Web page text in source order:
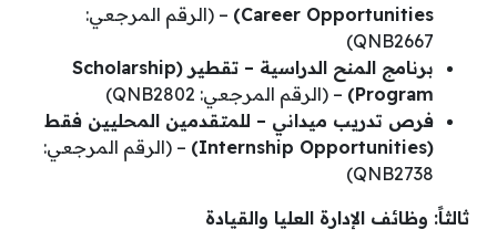
Career Opportunities)
– (الرقم المرجعي:
QNB2667)
برنامج المنح الدراسية – تقطير (Scholarship
Program)
– (الرقم المرجعي: QNB2802)
فرص تدريب ميداني – للمتقدمين المحليين فقط
(Internship Opportunities)
– (الرقم المرجعي:
QNB2738)
ثالثاً: وظائف الإدارة العليا والقيادة